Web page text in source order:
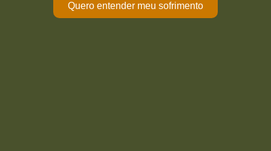
Quero entender meu sofrimento